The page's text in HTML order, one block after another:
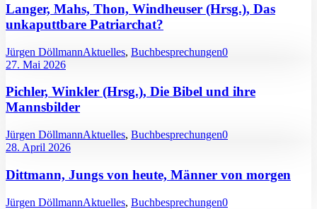
Langer, Mahs, Thon, Windheuser (Hrsg.), Das
unkaputtbare Patriarchat?
Jürgen DöllmannAktuelles, Buchbesprechungen0
27. Mai 2026
Pichler, Winkler (Hrsg.), Die Bibel und ihre
Mannsbilder
Jürgen DöllmannAktuelles, Buchbesprechungen0
28. April 2026
Dittmann, Jungs von heute, Männer von morgen
Jürgen DöllmannAktuelles, Buchbesprechungen0